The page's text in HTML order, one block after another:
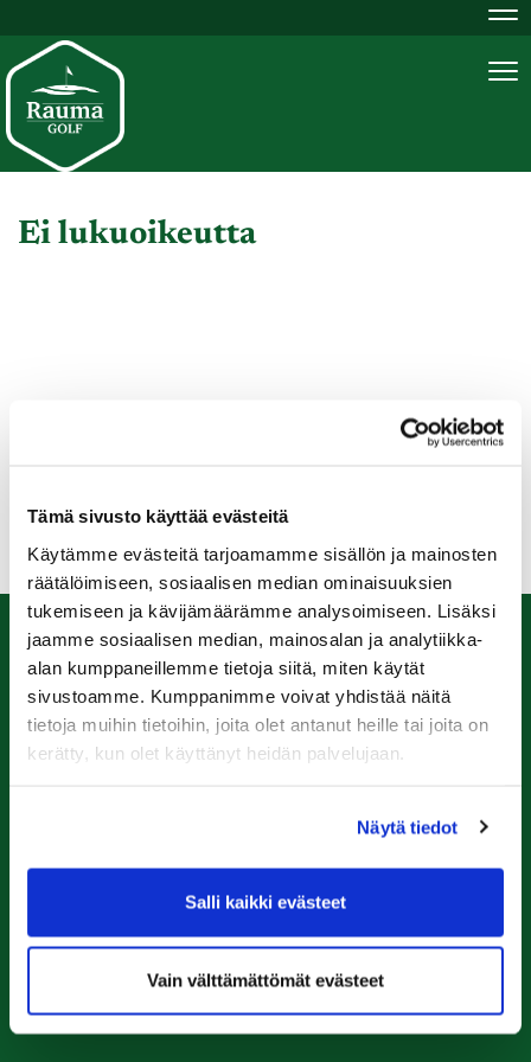
Tämä sivusto käyttää evästeitä
Käytämme evästeitä tarjoamamme sisällön ja mainosten
räätälöimiseen, sosiaalisen median ominaisuuksien
tukemiseen ja kävijämäärämme analysoimiseen. Lisäksi
jaamme sosiaalisen median, mainosalan ja analytiikka-
alan kumppaneillemme tietoja siitä, miten käytät
sivustoamme. Kumppanimme voivat yhdistää näitä
tietoja muihin tietoihin, joita olet antanut heille tai joita on
kerätty, kun olet käyttänyt heidän palvelujaan.
Näytä tiedot
Salli kaikki evästeet
Vain välttämättömät evästeet
Ei lukuoikeutta
Caddiemaster
0447974813
caddiemaster@raumagolf.fi
Ala-Pomppustentie 20
26510 Rauma
Laajemmat yhteystiedot
Seuraa meitä